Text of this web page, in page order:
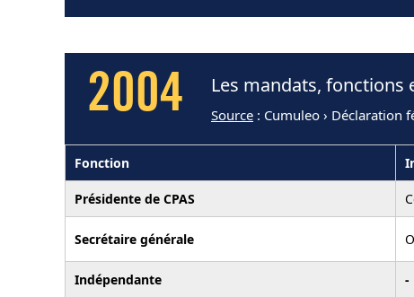
2004 Les mandats, fonctions
Source : Cumuleo › Déclaration
Fonction
Présidente de CPAS
Secrétaire générale
Indépendante -